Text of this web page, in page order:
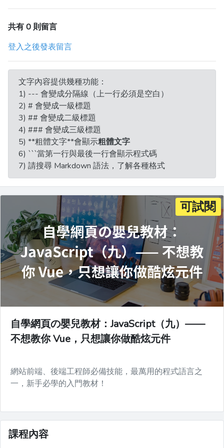
共有 0 則留言
登入之後發表留言
文字內容提供幾種功能：
1) --- 會變成分隔線（上一行必須是空白）
2) # 會變成一級標題
3) ## 會變成二級標題
4) ### 會變成三級標題
5) **粗體文字**會顯示粗體文字
6) ```當第一行與最後一行會顯示程式碼
7) 請搜尋 Markdown 語法，了解各種格式
可試閱
自學網頁の嬰兒教材：JavaScript（九）——
不想教你 Vue，只想讓你做酷炫元件
網站前端、後端工程師必備技能，最萬用的程式語言之
一，新手必學的入門教材！
課程內容